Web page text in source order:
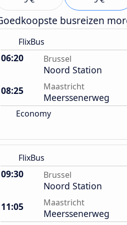
busreizen
FlixBus
06:20 Brussel
Noord Station
08:25
Maastricht
Meerssenerweg
Economy
FlixBus
09:30 Brussel
Noord Station
11:05
Maastricht
Meerssenerweg